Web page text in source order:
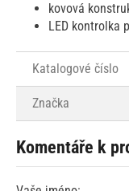
kovová
LED kontrolka
Katalogové číslo
Značka
Komentáře k